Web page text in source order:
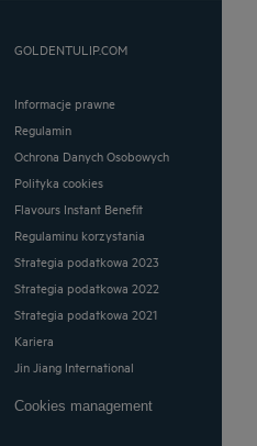
GOLDENTULIP.COM
Informacje prawne
Regulamin
Ochrona Danych Osobowych
Polityka cookies
Flavours Instant Benefit
Regulaminu korzystania
Strategia podatkowa 2023
Strategia podatkowa 2022
Strategia podatkowa 2021
Kariera
Jin Jiang International
Cookies management